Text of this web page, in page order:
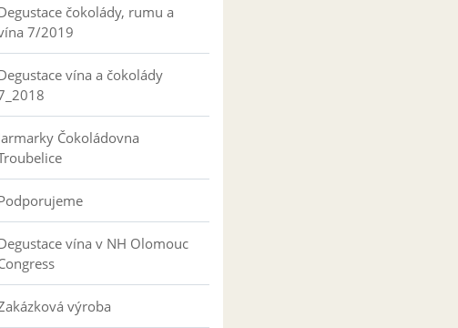
čokolády, rumu a
7/2019
vína a čokolády
Čokoládovna
vína v NH Olomouc
výroba